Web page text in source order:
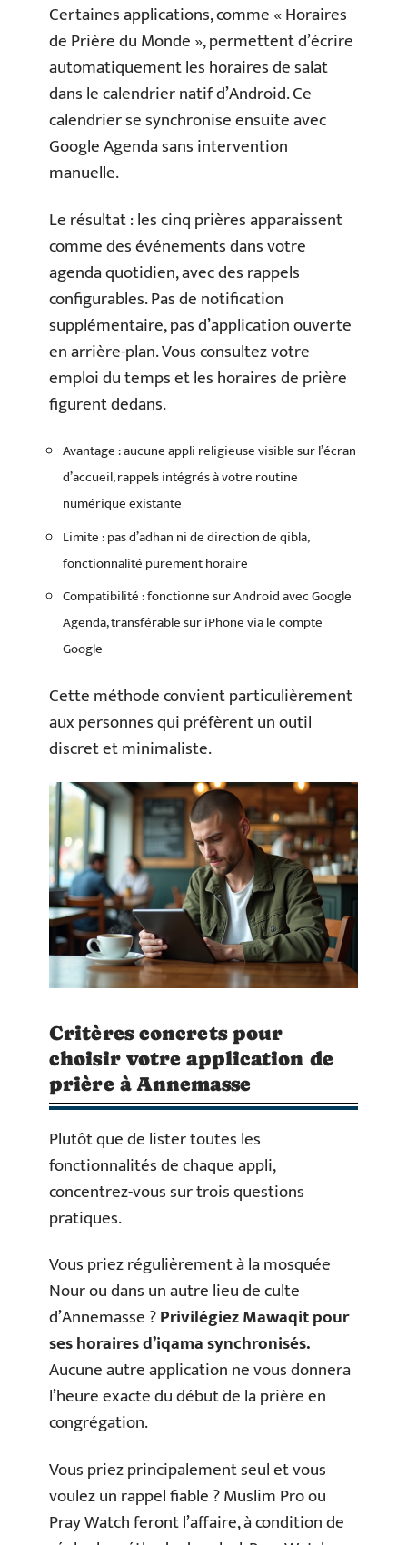
Certaines applications, comme « Horaires
de Prière du Monde », permettent d’écrire
automatiquement les horaires de salat
dans le calendrier natif d’Android. Ce
calendrier se synchronise ensuite avec
Google Agenda sans intervention
manuelle.
Le résultat : les cinq prières apparaissent
comme des événements dans votre
agenda quotidien, avec des rappels
configurables. Pas de notification
supplémentaire, pas d’application ouverte
en arrière-plan. Vous consultez votre
emploi du temps et les horaires de prière
figurent dedans.
Avantage : aucune appli religieuse visible sur l’écran
d’accueil, rappels intégrés à votre routine
numérique existante
Limite : pas d’adhan ni de direction de qibla,
fonctionnalité purement horaire
Compatibilité : fonctionne sur Android avec Google
Agenda, transférable sur iPhone via le compte
Google
Cette méthode convient particulièrement
aux personnes qui préfèrent un outil
discret et minimaliste.
Critères concrets pour
choisir votre application de
prière à Annemasse
Plutôt que de lister toutes les
fonctionnalités de chaque appli,
concentrez-vous sur trois questions
pratiques.
Vous priez régulièrement à la mosquée
Nour ou dans un autre lieu de culte
d’Annemasse ?Privilégiez Mawaqit pour
ses horaires d’iqama synchronisés.
Aucune autre application ne vous donnera
l’heure exacte du début de la prière en
congrégation.
Vous priez principalement seul et vous
voulez un rappel fiable ? Muslim Pro ou
Pray Watch feront l’affaire, à condition de